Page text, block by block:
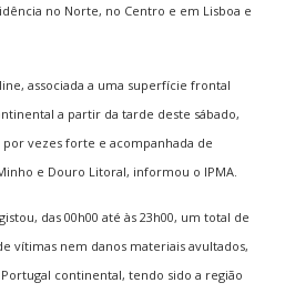
no Norte, no Centro e em Lisboa e
associada a uma superfície frontal
a partir da tarde deste sábado,
vezes forte e acompanhada de
e Douro Litoral, informou o IPMA.
das 00h00 até às 23h00, um total de
vítimas nem danos materiais avultados,
continental, tendo sido a região